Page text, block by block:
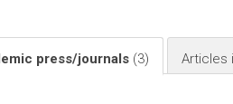
press/journals (3) Articles